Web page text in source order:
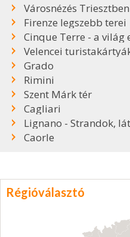
Városnézés Triesztben
Firenze legszebb terei
Cinque Terre - a világ
Velencei turistakártyák
Grado
Rimini
Szent Márk tér
Cagliari
Lignano - Strandok,
Caorle
Régióválasztó